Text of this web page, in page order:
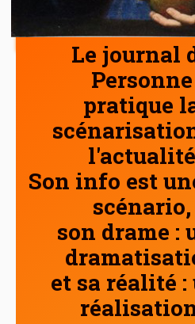
Le journal
Personne
pratique
l'actualité
Son info est
scénario,
son drame :
et sa réalité :